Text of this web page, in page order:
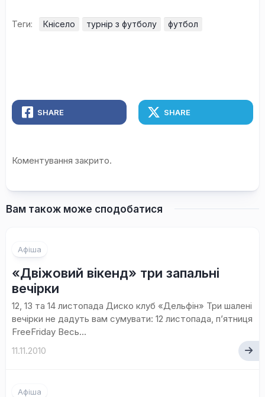
Теги: Кнісело турнір з футболу футбол
SHARE SHARE
Коментування закрито.
Вам також може сподобатися
Афіша
«Двіжовий вікенд» три запальні
вечірки
12, 13 та 14 листопада Диско клуб «Дельфін» Три шалені
вечірки не дадуть вам сумувати: 12 листопада, п’ятниця
FreeFriday Весь...
11.11.2010
Афіша